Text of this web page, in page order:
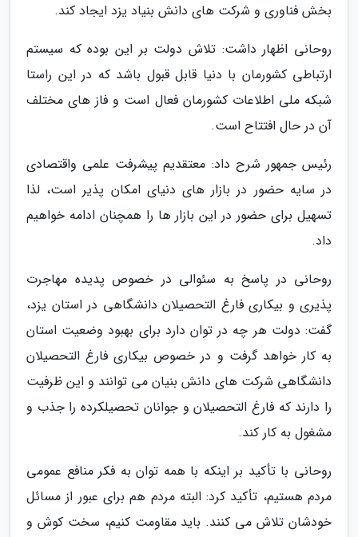
بخش فناوری و شرکت های دانش بنیاد یزد ایجاد کند.
روحانی اظهار داشت: تلاش دولت بر این بوده که سیستم
ارتباطی کشورمان با دنیا قابل قبول باشد که در این راستا
شبکه ملی اطلاعات کشورمان فعال است و فاز های مختلف
آن در حال افتتاح است.
رئیس جمهور شرح داد: معتقدیم پیشرفت علمی واقتصادی
در سایه حضور در بازار های دنیای امکان پذیر است، لذا
تسهیل برای حضور در این بازار ها را همچنان ادامه خواهیم
داد.
روحانی در پاسخ به سئوالی در خصوص پدیده مهاجرت
پذیری و بیکاری فارغ التحصیلان دانشگاهی در استان یزد،
گفت: دولت هر چه در توان دارد برای بهبود وضعیت استان
به کار خواهد گرفت و در خصوص بیکاری فارغ التحصیلان
دانشگاهی شرکت های دانش بنیان می توانند و این ظرفیت
را دارند که فارغ التحصیلان و جوانان تحصیلکرده را جذب و
مشغول به کار کند.
روحانی با تأکید بر اینکه با همه توان به فکر منافع عمومی
مردم هستیم، تأکید کرد: البته مردم هم برای عبور از مسائل
خودشان تلاش می کنند. باید مقاومت کنیم، سخت کوش و